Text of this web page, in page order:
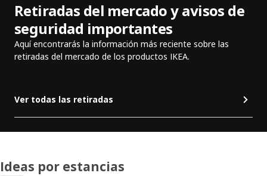
Retiradas del mercado y avisos de
seguridad importantes
Aquí encontrarás la información más reciente sobre las
retiradas del mercado de los productos IKEA.
Ver todas las retiradas
Ideas por estancias